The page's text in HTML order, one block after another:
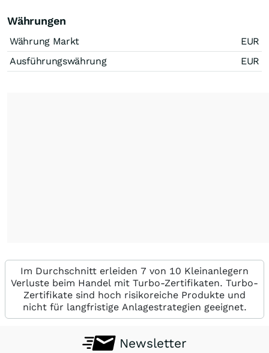
Währungen
Währung Markt
EUR
Ausführungswährung
EUR
Im Durchschnitt erleiden 7 von 10 Kleinanlegern
Verluste beim Handel mit Turbo-Zertifikaten. Turbo-
Zertifikate sind hoch risikoreiche Produkte und
nicht für langfristige Anlagestrategien geeignet.
Newsletter